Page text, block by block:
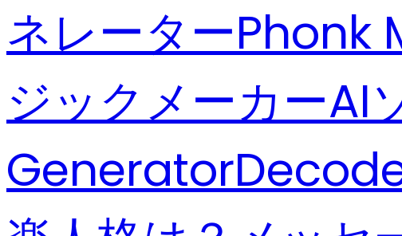
ネレーターPhonk
ジックメーカーAI
Generator